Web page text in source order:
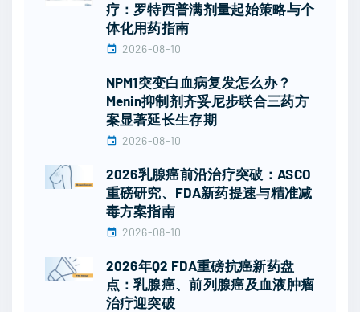
疗：罗特西普满剂量起始策略与个
体化用药指南
2026-08-10
NPM1突变白血病复发怎么办？
Menin抑制剂齐妥尼步联合三药方
案显著延长生存期
2026-08-10
2026乳腺癌前沿治疗突破：ASCO
重磅研究、FDA新药提速与精准减
毒方案指南
2026-08-10
2026年Q2 FDA重磅抗癌新药盘
点：乳腺癌、前列腺癌及血液肿瘤
治疗迎突破